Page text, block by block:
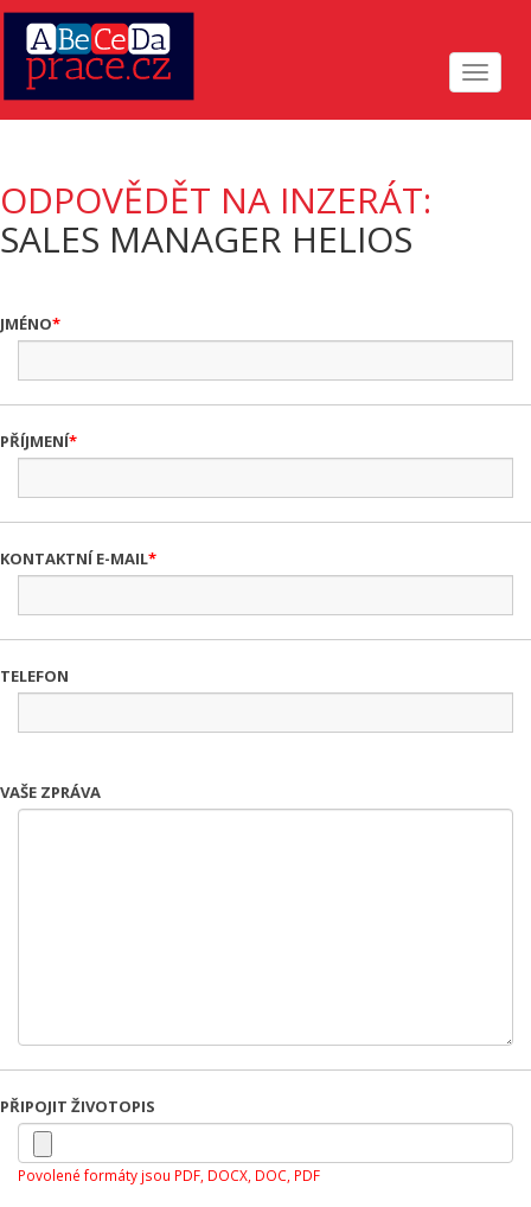
Toggle
ODPOVĚDĚT NA INZERÁT:
SALES MANAGER HELIOS
JMÉNO
PŘÍJMENÍ
KONTAKTNÍ E-MAIL
TELEFON
VAŠE ZPRÁVA
PŘIPOJIT ŽIVOTOPIS
Povolené formáty jsou PDF, DOCX, DOC, PDF